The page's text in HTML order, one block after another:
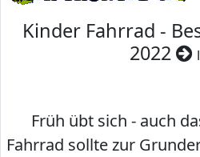
Kinder Fahrrad -
2022
Früh übt sich - auch
Fahrrad sollte zur